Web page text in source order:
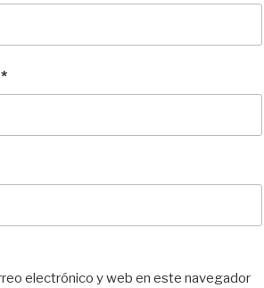
*
electrónico y web en este navegador